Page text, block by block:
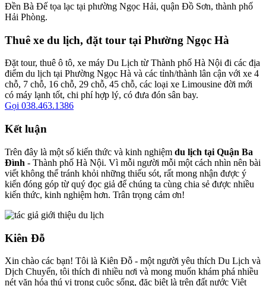
Đền Bà Đế tọa lạc tại phường Ngọc Hải, quận Đồ Sơn, thành phố
Hải Phòng.
Thuê xe du lịch, đặt tour tại Phường Ngọc Hà
Đặt tour, thuê ô tô, xe máy Du Lịch từ Thành phố Hà Nội đi các địa
điểm du lịch tại Phường Ngọc Hà và các tỉnh/thành lân cận với xe 4
chỗ, 7 chỗ, 16 chỗ, 29 chỗ, 45 chỗ, các loại xe Limousine đời mới
có máy lạnh tốt, chi phí hợp lý, có đưa đón sân bay.
Gọi 038.463.1386
Kết luận
Trên đây là một số kiến thức và kinh nghiệm du lịch tại Quận Ba
Đình - Thành phố Hà Nội. Vì mỗi người mỗi một cách nhìn nên bài
viết không thể tránh khỏi những thiếu sót, rất mong nhận được ý
kiến đóng góp từ quý đọc giả để chúng ta cùng chia sẻ được nhiều
kiến thức, kinh nghiệm hơn. Trân trọng cảm ơn!
Kiên Đỗ
Xin chào các bạn! Tôi là Kiên Đỗ - một người yêu thích Du Lịch và
Dịch Chuyển, tôi thích đi nhiều nơi và mong muốn khám phá nhiều
nét văn hóa thú vị trong cuộc sống, đặc biệt là trên đất nước Việt